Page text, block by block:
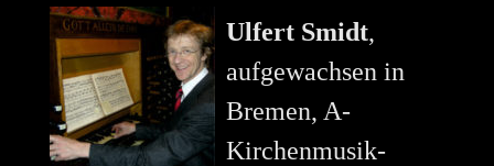
Ulfert Smidt,
aufgewachsen in
Bremen, A-
Kirchenmusik-